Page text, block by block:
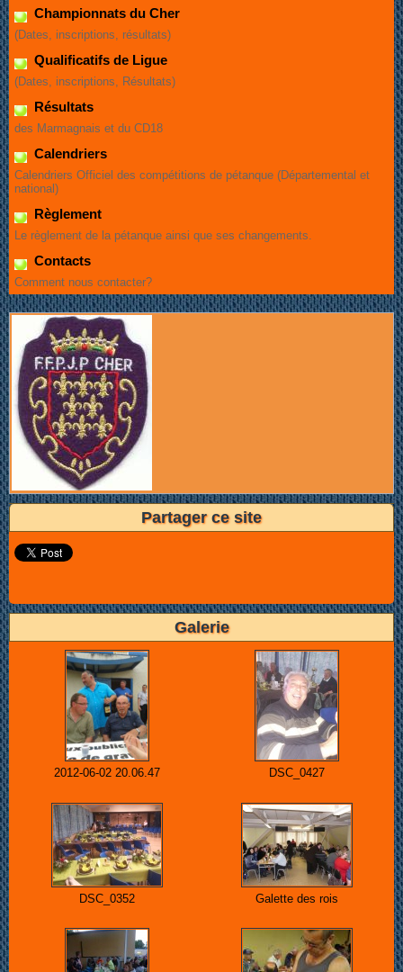
Championnats du Cher
(Dates, inscriptions, résultats)
Qualificatifs de Ligue
(Dates, inscriptions, Résultats)
Résultats
des Marmagnais et du CD18
Calendriers
Calendriers Officiel des compétitions de pétanque (Départemental et
national)
Règlement
Le règlement de la pétanque ainsi que ses changements.
Contacts
Comment nous contacter?
Partager ce site
Galerie
2012-06-02 20.06.47 DSC_0427
DSC_0352 Galette des rois